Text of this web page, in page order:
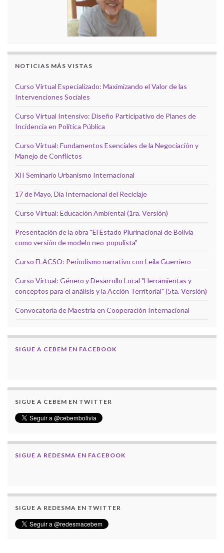
NOTICIAS MÁS VISTAS
Curso Virtual Especializado: Maximizando el Valor de las
Intervenciones Sociales
Curso Virtual Intensivo: Diseño Participativo de Planes de
Incidencia en Política Pública
Curso Virtual: Fundamentos Esenciales de la Negociación y
Manejo de Conflictos
XII Seminario Urbanismo Internacional
17 de Mayo, Día Internacional del Reciclaje
Curso Virtual: Educación Ambiental (1ra. Versión)
Presentación de la obra "El Estado Plurinacional de Bolivia
como versión de modelo neo-populista"
Curso FLACSO: Periodismo narrativo con Leila Guerriero
Curso Virtual: Género y Desarrollo Local "Herramientas y
conceptos para el análisis y la Acción Territorial" (5ta. Versión)
Convocatoria de Maestría en Cooperación Internacional
SIGUE A CEBEM EN FACEBOOK
SIGUE A CEBEM EN TWITTER
SIGUE A REDESMA EN FACEBOOK
SIGUE A REDESMA EN TWITTER